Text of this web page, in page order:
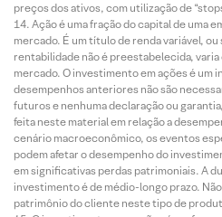
preços dos ativos, com utilização de
Ação é uma fração do capital de uma
mercado. É um título de renda variável,
rentabilidade não é preestabelecida,
mercado. O investimento em ações é um
desempenhos anteriores não são
futuros e nenhuma declaração ou
feita neste material em relação a
cenário macroeconômico, os eventos
podem afetar o desempenho do
em significativas perdas patrimoniais. A
investimento é de médio-longo prazo.
patrimônio do cliente neste tipo de